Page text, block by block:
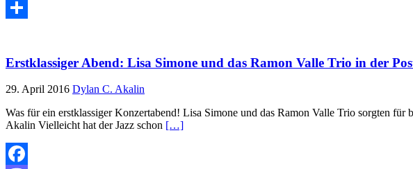
Email
Erstklassiger Abend: Lisa Simone und das Ramon Valle Trio in der
29. April 2016 Dylan C. Akalin
Was für ein erstklassiger Konzertabend! Lisa Simone und das Ramon Valle Trio sorgten
Akalin Vielleicht hat der Jazz schon […]